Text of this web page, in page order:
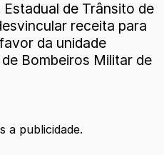
de Trânsito de
receita para
da unidade
Bombeiros Militar de
a publicidade.